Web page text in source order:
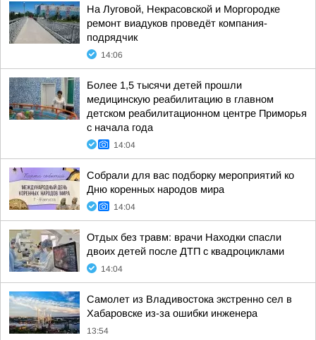
На Луговой, Некрасовской и Моргородке
ремонт виадуков проведёт компания-
подрядчик
14:06
Более 1,5 тысячи детей прошли
медицинскую реабилитацию в главном
детском реабилитационном центре Приморья
с начала года
14:04
Собрали для вас подборку мероприятий ко
Дню коренных народов мира
14:04
Отдых без травм: врачи Находки спасли
двоих детей после ДТП с квадроциклами
14:04
Самолет из Владивостока экстренно сел в
Хабаровске из-за ошибки инженера
13:54